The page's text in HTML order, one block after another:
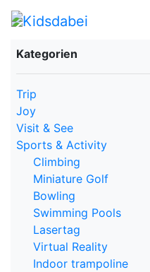
Kategorien
Trip
Joy
Visit & See
Sports & Activity
Climbing
Miniature Golf
Bowling
Swimming Pools
Lasertag
Virtual Reality
Indoor trampoline